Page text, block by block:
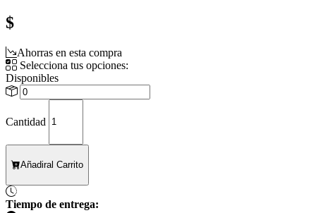
$
Ahorras en esta compra
Selecciona tus opciones:
Disponibles
Cantidad
Añadiral Carrito
Tiempo de entrega: